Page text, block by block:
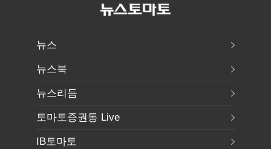
뉴스
뉴스북
뉴스리듬
토마토증권통 Live
IB토마토